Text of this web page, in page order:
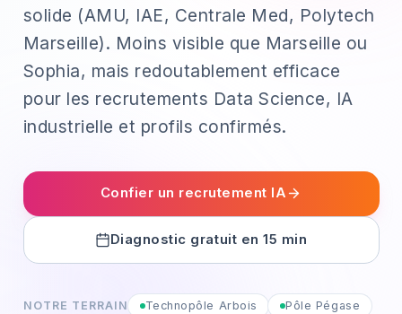
solide (AMU, IAE, Centrale Med, Polytech
Marseille). Moins visible que Marseille ou
Sophia, mais redoutablement efficace
pour les recrutements Data Science, IA
industrielle et profils confirmés.
Confier un recrutement IA
Diagnostic gratuit en 15 min
NOTRE TERRAIN Technopôle Arbois
Pôle Pégase